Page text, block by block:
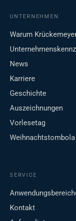
UNTERNEHMEN
Warum
News
Karriere
Geschichte
Auszeichnungen
Vorlesetag
Weihnachtstombola
SERVICE
Kontakt